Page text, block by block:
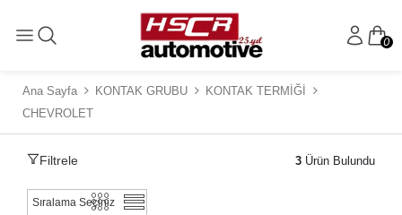
0
Ana Sayfa KONTAK GRUBU
KONTAK TERMİĞİ
CHEVROLET
Filtrele 3 Ürün Bulundu